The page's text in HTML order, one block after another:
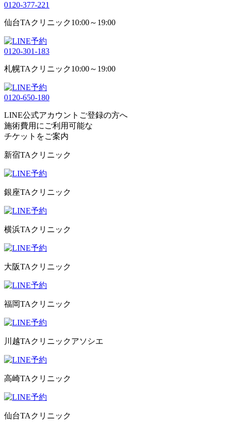
0120-377-221
仙台TAクリニック10:00～19:00
0120-301-183
札幌TAクリニック10:00～19:00
0120-650-180
LINE公式アカウントご登録の方へ
施術費用にご利用可能な
チケット をご案内
新宿TAクリニック
銀座TAクリニック
横浜TAクリニック
大阪TAクリニック
福岡TAクリニック
川越TAクリニックアソシエ
高崎TAクリニック
仙台TAクリニック